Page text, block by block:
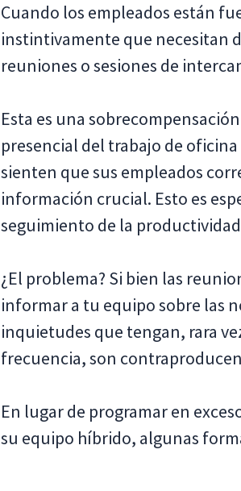
Cuando los empleados están
instintivamente que necesitan
reuniones o sesiones de
Esta es una
presencial del trabajo de
sienten que sus empleados
información crucial. Esto es
seguimiento de la
¿El problema? Si bien las
informar a tu equipo sobre las
inquietudes que tengan, rara
frecuencia, son
En lugar de programar en
su equipo híbrido, algunas